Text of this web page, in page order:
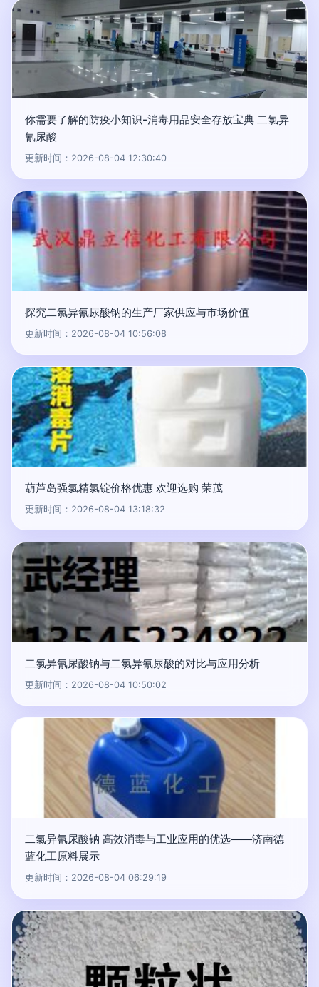
你需要了解的防疫小知识-消毒用品安全存放宝典 二氯异
氰尿酸
更新时间：2026-08-04 12:30:40
探究二氯异氰尿酸钠的生产厂家供应与市场价值
更新时间：2026-08-04 10:56:08
葫芦岛强氯精氯锭价格优惠 欢迎选购 荣茂
更新时间：2026-08-04 13:18:32
二氯异氰尿酸钠与二氯异氰尿酸的对比与应用分析
更新时间：2026-08-04 10:50:02
二氯异氰尿酸钠 高效消毒与工业应用的优选——济南德
蓝化工原料展示
更新时间：2026-08-04 06:29:19